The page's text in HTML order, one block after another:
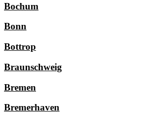
Bochum
Bonn
Bottrop
Braunschweig
Bremen
Bremerhaven